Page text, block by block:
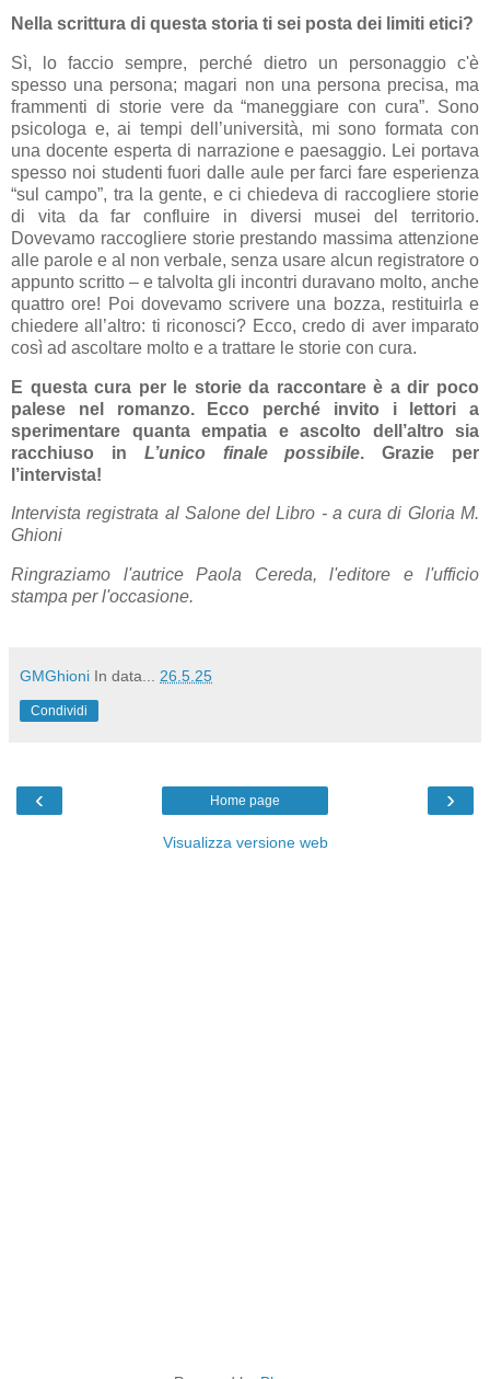
Nella scrittura di questa storia ti sei posta dei limiti etici?
Sì, lo faccio sempre, perché dietro un personaggio c'è
spesso una persona; magari non una persona precisa, ma
frammenti di storie vere da “maneggiare con cura”. Sono
psicologa e, ai tempi dell’università, mi sono formata con
una docente esperta di narrazione e paesaggio. Lei portava
spesso noi studenti fuori dalle aule per farci fare esperienza
“sul campo”, tra la gente, e ci chiedeva di raccogliere storie
di vita da far confluire in diversi musei del territorio.
Dovevamo raccogliere storie prestando massima attenzione
alle parole e al non verbale, senza usare alcun registratore o
appunto scritto – e talvolta gli incontri duravano molto, anche
quattro ore! Poi dovevamo scrivere una bozza, restituirla e
chiedere all’altro: ti riconosci? Ecco, credo di aver imparato
così ad ascoltare molto e a trattare le storie con cura.
E questa cura per le storie da raccontare è a dir poco
palese nel romanzo. Ecco perché invito i lettori a
sperimentare quanta empatia e ascolto dell’altro sia
racchiuso in L’unico finale possibile. Grazie per
l’intervista!
Intervista registrata al Salone del Libro - a cura di Gloria M.
Ghioni
Ringraziamo l'autrice Paola Cereda, l'editore e l'ufficio
stampa per l'occasione.
GMGhioni In data... 26.5.25
Condividi
‹ ›
Home page
Visualizza versione web